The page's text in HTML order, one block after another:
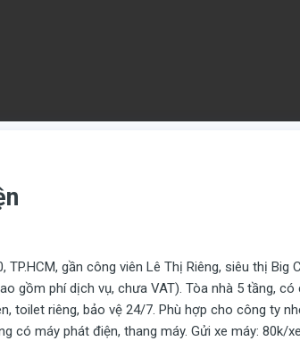
gần công viên Lê Thị Riêng, siêu thị Big
gồm phí dịch vụ, chưa VAT). Tòa nhà 5 tầng, có
toilet riêng, bảo vệ 24/7. Phù hợp cho công ty
có máy phát điện, thang máy. Gửi xe máy: 80k/